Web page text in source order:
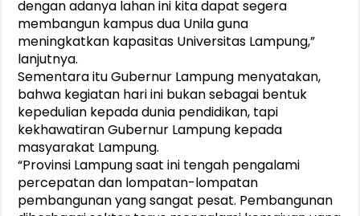
dengan adanya lahan ini kita dapat segera
membangun kampus dua Unila guna
meningkatkan kapasitas Universitas Lampung,”
lanjutnya.
Sementara itu Gubernur Lampung menyatakan,
bahwa kegiatan hari ini bukan sebagai bentuk
kepedulian kepada dunia pendidikan, tapi
kekhawatiran Gubernur Lampung kepada
masyarakat Lampung.
“Provinsi Lampung saat ini tengah pengalami
percepatan dan lompatan-lompatan
pembangunan yang sangat pesat. Pembangunan